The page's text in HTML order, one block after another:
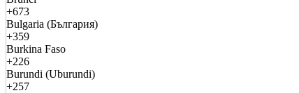
+673
Bulgaria (България)
+359
Burkina Faso
+226
Burundi (Uburundi)
+257